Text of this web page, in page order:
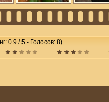
0.9 / 5 - Голосов: 8)